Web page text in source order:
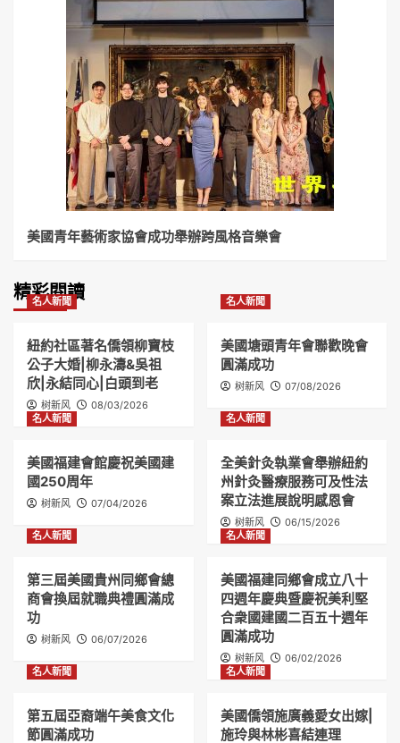
美國青年藝術家協會成功舉辦跨風格音樂會
精彩閱讀
名人新聞
紐約社區著名僑領柳寶枝
公子大婚|柳永濤&吳祖
欣|永結同心|白頭到老
树新风 08/03/2026
名人新聞
美國塘頭青年會聯歡晚會
圓滿成功
树新风 07/08/2026
名人新聞
美國福建會館慶祝美國建
國250周年
树新风 07/04/2026
名人新聞
全美針灸執業會舉辦紐約
州針灸醫療服務可及性法
案立法進展說明感恩會
树新风
06/15/2026
名人新聞
第三屆美國貴州同鄉會總
商會換屆就職典禮圓滿成
功
树新风 06/07/2026
名人新聞
美國福建同鄉會成立八十
四週年慶典暨慶祝美利堅
合衆國建國二百五十週年
圓滿成功
树新风
06/02/2026
名人新聞
第五屆亞裔端午美食文化
節圓滿成功
名人新聞
美國僑領施廣義愛女出嫁|
施玲與林彬喜結連理